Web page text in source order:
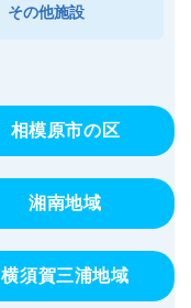
その他施設
相模原市の区
湘南地域
横須賀三浦地域